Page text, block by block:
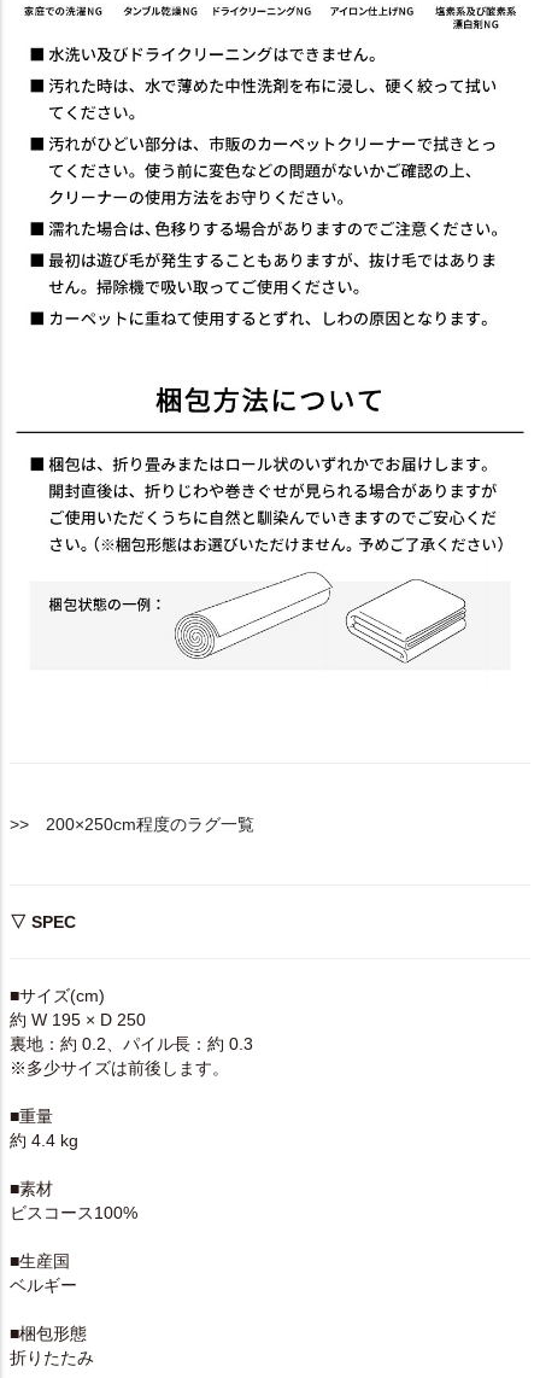
>> 200×250cm程度のラグ一覧
▽ SPEC
■サイズ(cm)
約 W 195 × D 250
裏地：約 0.2、パイル長：約 0.3
※多少サイズは前後します。
■重量
約 4.4 kg
■素材
ビスコース100%
■生産国
ベルギー
■梱包形態
折りたたみ